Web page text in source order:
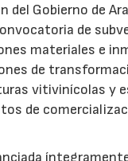
del Gobierno de
de
materiales e
de
vitivinícolas y
de